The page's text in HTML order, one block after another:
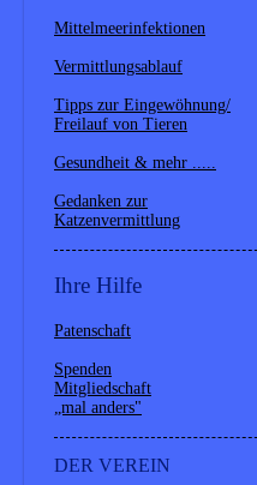
Mittelmeerinfektionen
Vermittlungsablauf
Tipps zur Eingewöhnung/
Freilauf von Tieren
Gesundheit & mehr .....
Gedanken zur
Katzenvermittlung
Ihre Hilfe
Patenschaft
Spenden
Mitgliedschaft
„mal anders"
DER VEREIN